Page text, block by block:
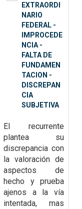
EXTRAORDI
NARIO
FEDERAL -
IMPROCEDE
NCIA -
FALTA DE
FUNDAMEN
TACION -
DISCREPAN
CIA
SUBJETIVA
El recurrente
plantea su
discrepancia con
la valoración de
aspectos de
hecho y prueba
ajenos a la vía
intentada, mas